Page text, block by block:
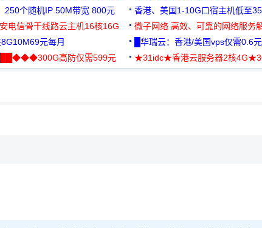
99元/月起
250个随机IP 50M带宽 800元 香港、美国1-10G口宿主机低至
电信骨干线路云主机16核16G
微子网络 高效、可靠的网络服务
8G10M69元每月 █华瑞云：香港/美国vps仅需0.6元
██◆◆◆300G高防仅需599元
★31idc★香港云服务器2核